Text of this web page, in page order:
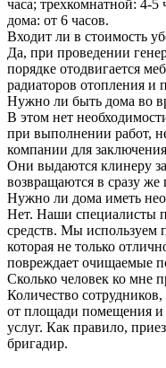
часа; трехкомнатной: 4-5
дома: от 6 часов.
Входит ли в стоимость
Да, при проведении
порядке отодвигается
радиаторов отопления и
Нужно ли быть дома во
В этом нет
при выполнении работ,
компании для
Они выдаются клинеру
возвращаются в сразу же
Нужно ли дома иметь
Нет. Наши специалисты
средств. Мы
которая не только
повреждает очищаемые
Сколько человек ко мне
Количество
от площади помещения и
услуг. Как правило,
бригадир.